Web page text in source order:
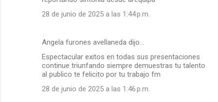
28 de junio de 2025 a las 1:44 p.m.
Angela furones avellaneda dijo…
Espectacular exitos en todas sus presentaciones
continue triunfando siempre demuestras tu talento
al publico te felicito por tu trabajo fm
28 de junio de 2025 a las 1:46 p.m.